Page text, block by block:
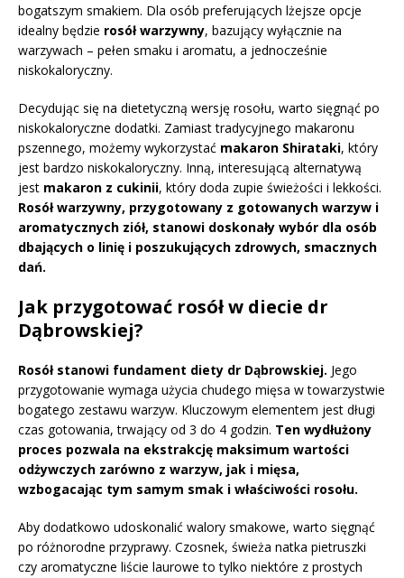
bogatszym smakiem. Dla osób preferujących lżejsze opcje
idealny będzie rosół warzywny, bazujący wyłącznie na
warzywach – pełen smaku i aromatu, a jednocześnie
niskokaloryczny.
Decydując się na dietetyczną wersję rosołu, warto sięgnąć po
niskokaloryczne dodatki. Zamiast tradycyjnego makaronu
pszennego, możemy wykorzystać makaron Shirataki, który
jest bardzo niskokaloryczny. Inną, interesującą alternatywą
jest makaron z cukinii, który doda zupie świeżości i lekkości.
Rosół warzywny, przygotowany z gotowanych warzyw i
aromatycznych ziół, stanowi doskonały wybór dla osób
dbających o linię i poszukujących zdrowych, smacznych
dań.
Jak przygotować rosół w diecie dr
Dąbrowskiej?
Rosół stanowi fundament diety dr Dąbrowskiej. Jego
przygotowanie wymaga użycia chudego mięsa w towarzystwie
bogatego zestawu warzyw. Kluczowym elementem jest długi
czas gotowania, trwający od 3 do 4 godzin. Ten wydłużony
proces pozwala na ekstrakcję maksimum wartości
odżywczych zarówno z warzyw, jak i mięsa,
wzbogacając tym samym smak i właściwości rosołu.
Aby dodatkowo udoskonalić walory smakowe, warto sięgnąć
po różnorodne przyprawy. Czosnek, świeża natka pietruszki
czy aromatyczne liście laurowe to tylko niektóre z prostych